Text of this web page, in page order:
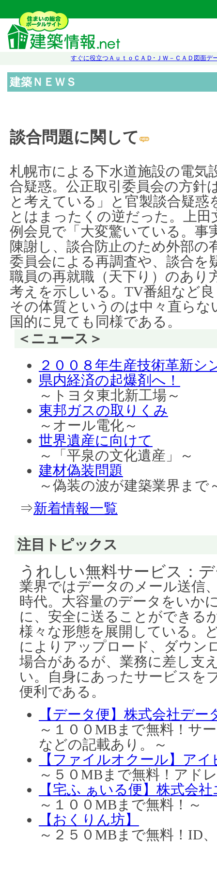
すぐに役立つＡｕｔｏＣＡＤ･ＪＷ－ＣＡＤ図面デ
建築ＮＥＷＳ
談合問題に関して
札幌市による下水道施設の電気
合疑惑。公正取引委員会の方針
と考えている」と官製談合疑惑
とはまったくの逆だった。上田
例会見で「大変驚いている。事
陳謝し、談合防止のため外部の
委員会による再調査や、談合を
職員の再就職（天下り）のあり
考えを示しいる。TV番組など
その体質というのは中々直ら
国的に見ても同様である。
＜ニュース＞
２００８年生産技術革新シ
県内経済の起爆剤へ！
～トヨタ東北新工場～
東邦ガスの取りくみ
～オール電化～
世界遺産に向けて
～「平泉の文化遺産」～
建材偽装問題
～偽装の波が建築業界まで
⇒新着情報一覧
注目トピックス
うれしい無料サービス：
業界ではデータのメール送信
時代。大容量のデータをいか
に、安全に送ることができる
様々な形態を展開している。
によりアップロード、ダウン
場合があるが、業務に差し支
い。自身にあったサービスを
便利である。
【データ便】株式会社デ
～１００MBまで無料！サ
などの記載あり。～
【ファイルオクール】ア
～５０MBまで無料！アド
【宅ふ ぁいる便】株式会
～１００MBまで無料！～
【おくりん坊】
～２５０MBまで無料！ID